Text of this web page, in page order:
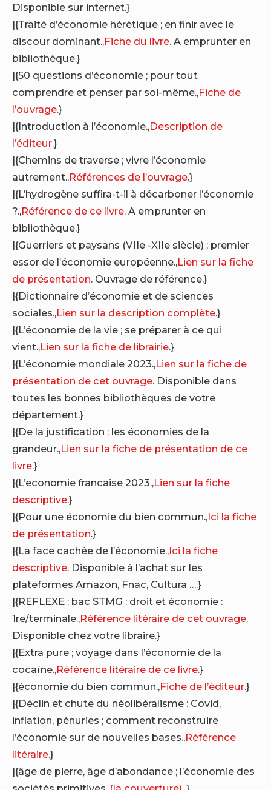
Disponible sur internet.}
|{Traité d’économie hérétique ; en finir avec le
discour dominant.,Fiche du livre. A emprunter en
bibliothèque.}
|{50 questions d’économie ; pour tout
comprendre et penser par soi-même.,Fiche de
l’ouvrage.}
|{Introduction à l’économie.,Description de
l’éditeur.}
|{Chemins de traverse ; vivre l’économie
autrement.,Références de l’ouvrage.}
|{L’hydrogène suffira-t-il à décarboner l’économie
?.,Référence de ce livre. A emprunter en
bibliothèque.}
|{Guerriers et paysans (VIIe -XIIe siècle) ; premier
essor de l’économie européenne.,Lien sur la fiche
de présentation. Ouvrage de référence.}
|{Dictionnaire d’économie et de sciences
sociales.,Lien sur la description complète.}
|{L’économie de la vie ; se préparer à ce qui
vient.,Lien sur la fiche de librairie.}
|{L’économie mondiale 2023.,Lien sur la fiche de
présentation de cet ouvrage. Disponible dans
toutes les bonnes bibliothèques de votre
département.}
|{De la justification : les économies de la
grandeur.,Lien sur la fiche de présentation de ce
livre.}
|{L’economie francaise 2023.,Lien sur la fiche
descriptive.}
|{Pour une économie du bien commun.,Ici la fiche
de présentation.}
|{La face cachée de l’économie.,Ici la fiche
descriptive. Disponible à l’achat sur les
plateformes Amazon, Fnac, Cultura ….}
|{REFLEXE : bac STMG : droit et économie :
1re/terminale.,Référence litéraire de cet ouvrage.
Disponible chez votre libraire.}
|{Extra pure ; voyage dans l’économie de la
cocaïne.,Référence litéraire de ce livre.}
|{économie du bien commun.,Fiche de l’éditeur.}
|{Déclin et chute du néolibéralisme : Covid,
inflation, pénuries ; comment reconstruire
l’économie sur de nouvelles bases.,Référence
litéraire.}
|{âge de pierre, âge d’abondance ; l’économie des